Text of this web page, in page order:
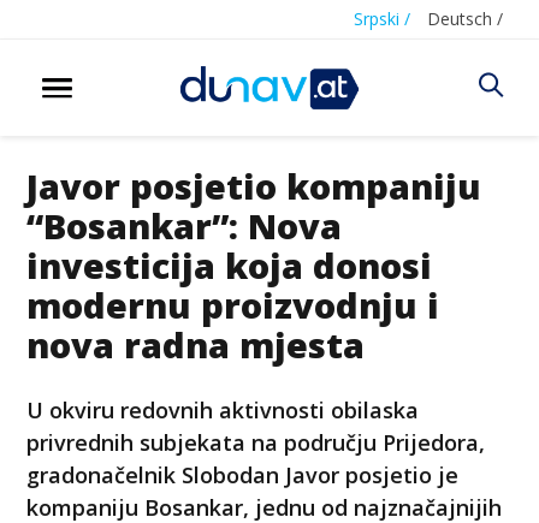
Srpski / Deutsch /
Javor posjetio kompaniju
“Bosankar”: Nova
investicija koja donosi
modernu proizvodnju i
nova radna mjesta
U okviru redovnih aktivnosti obilaska
privrednih subjekata na području Prijedora,
gradonačelnik Slobodan Javor posjetio je
kompaniju Bosankar, jednu od najznačajnijih